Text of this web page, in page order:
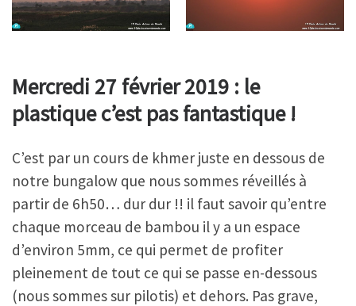
Mercredi 27 février 2019 : le
plastique c’est pas fantastique !
C’est par un cours de khmer juste en dessous de
notre bungalow que nous sommes réveillés à
partir de 6h50… dur dur !! il faut savoir qu’entre
chaque morceau de bambou il y a un espace
d’environ 5mm, ce qui permet de profiter
pleinement de tout ce qui se passe en-dessous
(nous sommes sur pilotis) et dehors. Pas grave,